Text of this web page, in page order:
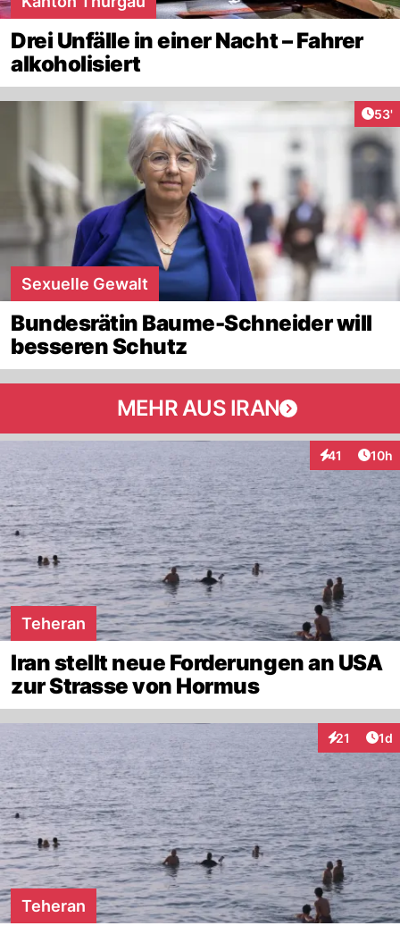
Drei Unfälle in einer Nacht – Fahrer
alkoholisiert
53'
Sexuelle Gewalt
Bundesrätin Baume-Schneider will
besseren Schutz
MEHR AUS IRAN
41
Interaktionen
10h
Teheran
Iran stellt neue Forderungen an USA
zur Strasse von Hormus
21 1d
Teheran